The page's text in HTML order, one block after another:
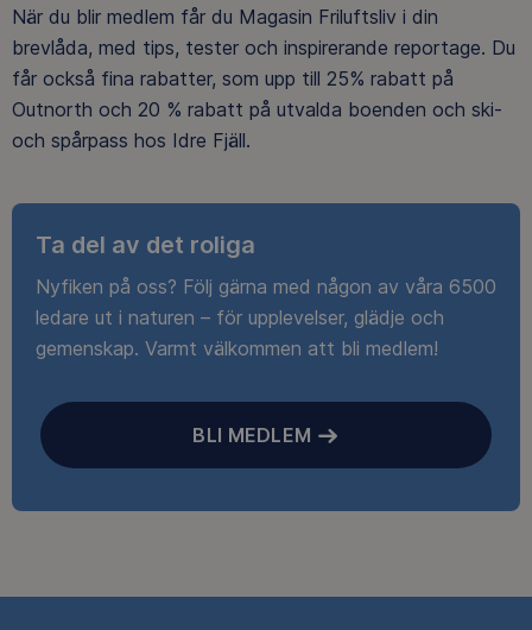
När du blir medlem får du Magasin Friluftsliv i din
brevlåda, med tips, tester och inspirerande reportage. Du
får också fina rabatter, som upp till 25% rabatt på
Outnorth och 20 % rabatt på utvalda boenden och ski-
och spårpass hos Idre Fjäll.
Ta del av det roliga
Nyfiken på oss? Följ gärna med någon av våra 6500
ledare ut i naturen – för upplevelser, glädje och
gemenskap. Varmt välkommen att bli medlem!
BLI MEDLEM